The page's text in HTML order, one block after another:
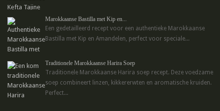
Marokkaanse Bastilla met Kip en...
Een gedetailleerd recept voor een authentieke Marokkaanse
Bastilla met Kip en Amandelen, perfect voor speciale...
Traditionele Marokkaanse Harira Soep
Traditionele Marokkaanse Harira soep recept. Deze voedzame
soep combineert linzen, kikkererwten en aromatische kruiden.
Perfect...